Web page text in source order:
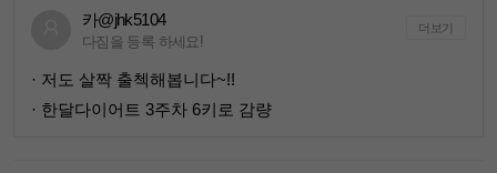
카@jhk5104
다짐을 등록 하세요!
더보기
· 저도 살짝 출첵해봅니다~!!
· 한달다이어트 3주차 6키로 감량